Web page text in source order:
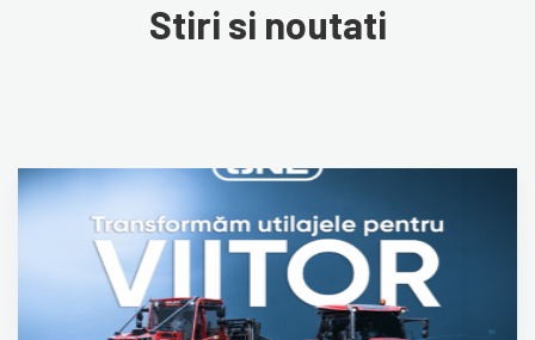
Stiri si noutati